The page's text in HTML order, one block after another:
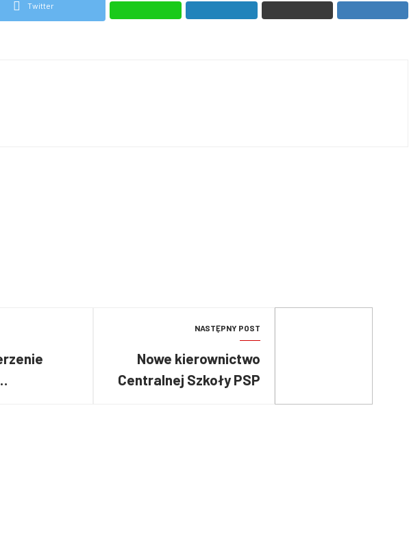
Twitter
NASTĘPNY POST
Nowe kierownictwo
Centralnej Szkoły PSP